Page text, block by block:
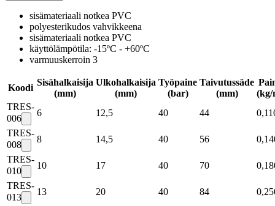
sisämateriaali notkea PVC
polyesterikudos vahvikkeena
sisämateriaali notkea PVC
käyttölämpötila: -15ºC - +60ºC
varmuuskerroin 3
Koodi
Sisähalkaisija
(mm)
Ulkohalkaisija
(mm)
Työpaine
(bar)
Taivutussäde
(mm)
(kg/
TRES-
006
6 12,5 40 44
TRES-
008
8 14,5 40 56
TRES-
010
10 17 40 70
TRES-
013
13 20 40 84